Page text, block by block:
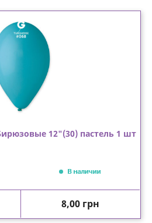
12"(30) пастель 1 шт
В наличии
Цена
8,00 грн